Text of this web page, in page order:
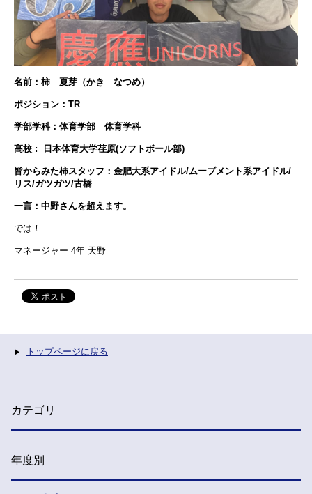
名前：柿 夏芽（かき なつめ）
ポジション：TR
学部学科：体育学部 体育学科
高校 : 日本体育大学荏原(ソフトボール部)
皆からみた柿スタッフ：金肥大系アイドル/ムーブメント系アイドル/
リス/ガツガツ/古橋
一言： 中野さんを超えます。
では！
マネージャー 4年 天野
トップページに戻る
カテゴリ
年度別